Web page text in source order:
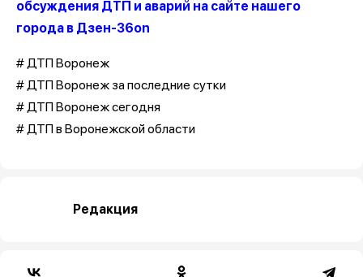
обсуждения ДТП и аварий на сайте нашего
города в Дзен-36on
# ДТП Воронеж
# ДТП Воронеж за последние сутки
# ДТП Воронеж сегодня
# ДТП в Воронежской области
Редакция